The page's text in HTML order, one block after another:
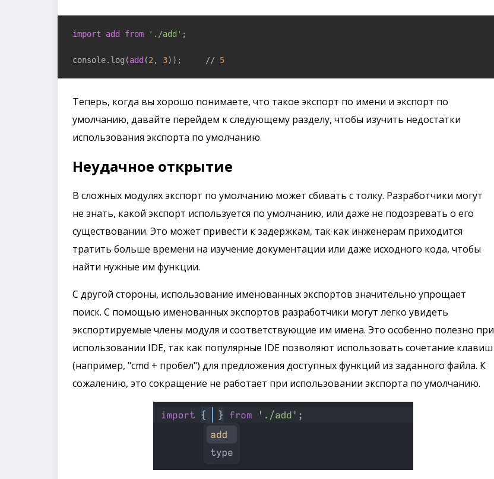
import add from './add' ;
console.log(add (2 , 3));     // 5
Теперь, когда вы хорошо понимаете, что такое экспорт по имени и экспорт по
умолчанию, давайте перейдем к следующему разделу, чтобы изучить недостатки
использования экспорта по умолчанию.
Неудачное открытие
В сложных модулях экспорт по умолчанию может сбивать с толку. Разработчики могут
не знать, какой экспорт используется по умолчанию, или даже не подозревать о его
существовании. Это может привести к задержкам, так как инженерам приходится
тратить больше времени на изучение документации или даже исходного кода, чтобы
найти нужные им функции.
С другой стороны, использование именованных экспортов значительно упрощает
поиск. С помощью именованных экспортов разработчики могут легко увидеть
экспортируемые члены модуля и соответствующие им имена. Это особенно полезно при
использовании IDE, так как популярные IDE позволяют использовать сочетание клавиш
(например, "cmd + пробел") для предложения доступных функций из заданного файла. К
сожалению, это сокращение не работает при использовании экспорта по умолчанию.